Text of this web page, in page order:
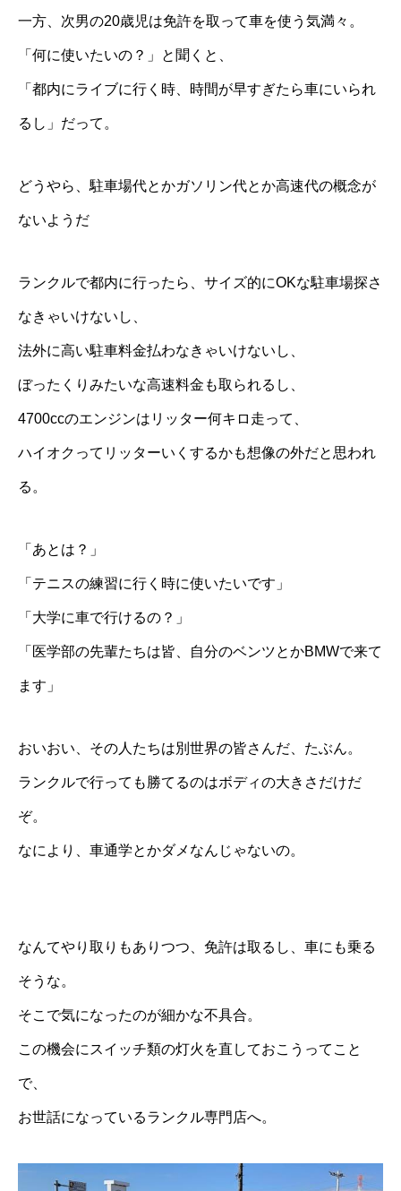
一方、次男の20歳児は免許を取って車を使う気満々。
「何に使いたいの？」と聞くと、
「都内にライブに行く時、時間が早すぎたら車にいられ
るし」だって。
どうやら、駐車場代とかガソリン代とか高速代の概念が
ないようだ
ランクルで都内に行ったら、サイズ的にOKな駐車場探さ
なきゃいけないし、
法外に高い駐車料金払わなきゃいけないし、
ぼったくりみたいな高速料金も取られるし、
4700ccのエンジンはリッター何キロ走って、
ハイオクってリッターいくするかも想像の外だと思われ
る。
「あとは？」
「テニスの練習に行く時に使いたいです」
「大学に車で行けるの？」
「医学部の先輩たちは皆、自分のベンツとかBMWで来て
ます」
おいおい、その人たちは別世界の皆さんだ、たぶん。
ランクルで行っても勝てるのはボディの大きさだけだ
ぞ。
なにより、車通学とかダメなんじゃないの。
なんてやり取りもありつつ、免許は取るし、車にも乗る
そうな。
そこで気になったのが細かな不具合。
この機会にスイッチ類の灯火を直しておこうってこと
で、
お世話になっているランクル専門店へ。